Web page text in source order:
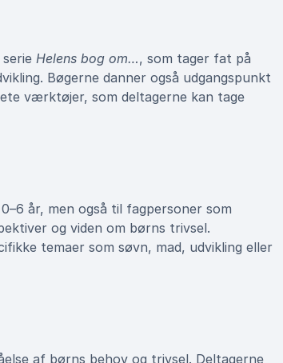
Helens bog om…, som tager fat på
Bøgerne danner også udgangspunkt
værktøjer, som deltagerne kan tage
år, men også til fagpersoner som
og viden om børns trivsel.
temaer som søvn, mad, udvikling eller
af børns behov og trivsel. Deltagerne